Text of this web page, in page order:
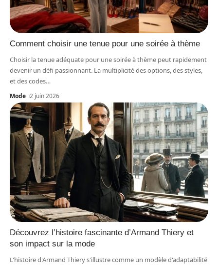
Comment choisir une tenue pour une soirée à thème
Choisir la tenue adéquate pour une soirée à thème peut rapidement
devenir un défi passionnant. La multiplicité des options, des styles,
et des codes…
Mode 2 juin 2026
Découvrez l’histoire fascinante d’Armand Thiery et
son impact sur la mode
L'histoire d'Armand Thiery s'illustre comme un modèle d'adaptabilité